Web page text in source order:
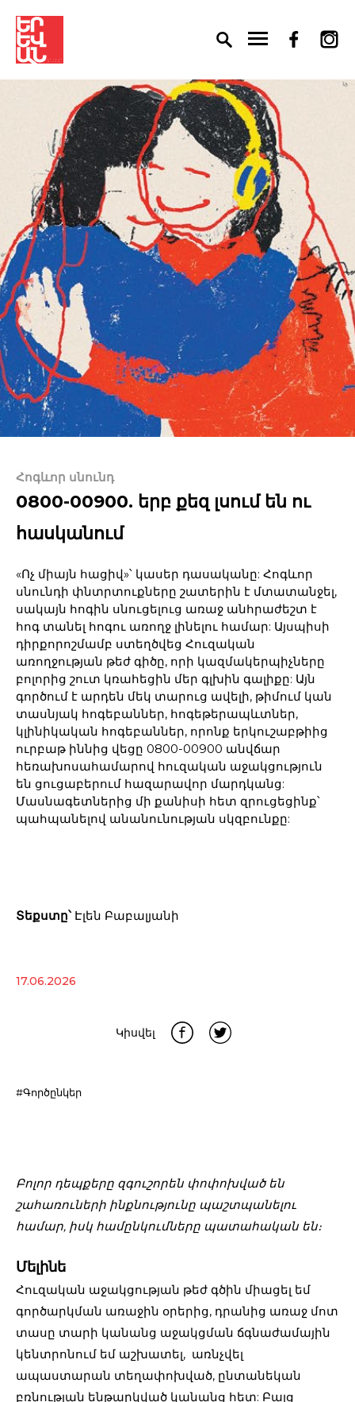
Հոգևոր սնունդ
0800-00900. երբ քեզ լսում են ու
հասկանում
«Ոչ միայն հացիվ»՝ կասեր դասականը: Հոգևոր
սնունդի փնտրտուքները շատերին է մտատանջել,
սակայն հոգին սնուցելուց առաջ անհրաժեշտ է
հոգ տանել հոգու առողջ լինելու համար: Այսպիսի
դիրքորոշմամբ ստեղծվեց Հուզական
առողջության թեժ գիծը, որի կազմակերպիչները
բոլորից շուտ կռահեցին մեր գլխին գալիքը: Այն
գործում է արդեն մեկ տարուց ավելի, թիմում կան
տասնյակ հոգեբաններ, հոգեթերապևտներ,
կլինիկական հոգեբաններ, որոնք երկուշաբթիից
ուրբաթ իննից վեցը 0800-00900 անվճար
հեռախոսահամարով հուզական աջակցություն
են ցուցաբերում հազարավոր մարդկանց:
Մասնագետներից մի քանիսի հետ զրուցեցինք՝
պահպանելով անանունության սկզբունքը:
Տեքստը՝ Էլեն Բաբալյանի
17.06.2026
Կիսվել
#Գործընկեր
Բոլոր դեպքերը զգուշորեն փոփոխված են
շահառուների ինքնությունը պաշտպանելու
համար, իսկ համընկումները պատահական են։
Մելինե
Հուզական աջակցության թեժ գծին միացել եմ
գործարկման առաջին օրերից, դրանից առաջ մոտ
տասը տարի կանանց աջակցման ճգնաժամային
կենտրոնում եմ աշխատել, առնչվել
ապաստարան տեղափոխված, ընտանեկան
բռնության ենթարկված կանանց հետ: Բայց